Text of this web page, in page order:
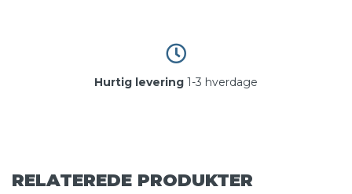
Hurtig levering 1-3 hverdage
RELATEREDE PRODUKTER